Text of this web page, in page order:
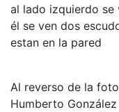
al lado izquierdo se
él se ven dos
estan en la pared
Al reverso de la
Humberto